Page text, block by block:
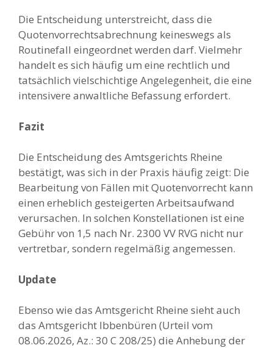
Die Entscheidung unterstreicht, dass die
Quotenvorrechtsabrechnung keineswegs als
Routinefall eingeordnet werden darf. Vielmehr
handelt es sich häufig um eine rechtlich und
tatsächlich vielschichtige Angelegenheit, die eine
intensivere anwaltliche Befassung erfordert.
Fazit
Die Entscheidung des Amtsgerichts Rheine
bestätigt, was sich in der Praxis häufig zeigt: Die
Bearbeitung von Fällen mit Quotenvorrecht kann
einen erheblich gesteigerten Arbeitsaufwand
verursachen. In solchen Konstellationen ist eine
Gebühr von 1,5 nach Nr. 2300 VV RVG nicht nur
vertretbar, sondern regelmäßig angemessen.
Update
Ebenso wie das Amtsgericht Rheine sieht auch
das Amtsgericht Ibbenbüren (Urteil vom
08.06.2026, Az.: 30 C 208/25) die Anhebung der